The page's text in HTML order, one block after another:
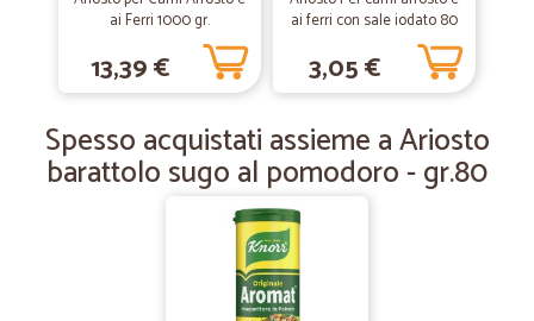
08/10/2019
Martina M.
Ottimo servizio !!!
ai Ferri 1000 gr.
13,39 €
ai ferri con sale iodato 80
3,05 €
Spesso acquistati assieme a Ariosto
barattolo sugo al pomodoro - gr.80